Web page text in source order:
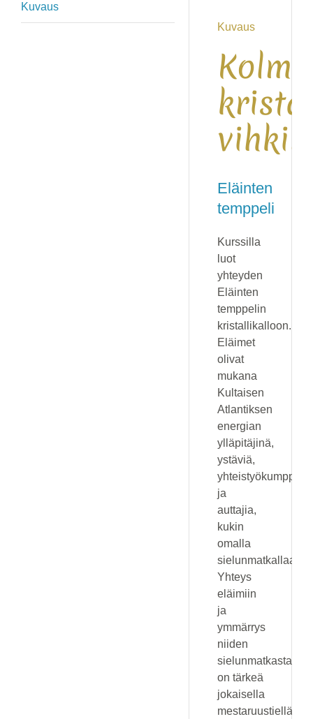
Kuvaus
Kuvaus
Eläinten
temppeli
Kurssilla
luot
yhteyden
Eläinten
temppelin
kristallikalloon.
Eläimet
olivat
mukana
Kultaisen
Atlantiksen
energian
ylläpitäjinä,
ystäviä,
ja
auttajia,
kukin
omalla
sielunmatkallaan.
Yhteys
eläimiin
ja
ymmärrys
niiden
sielunmatkasta
on tärkeä
jokaisella
mestaruustiellä